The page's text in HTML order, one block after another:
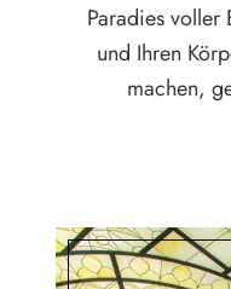
Paradies voller
und Ihren
machen,